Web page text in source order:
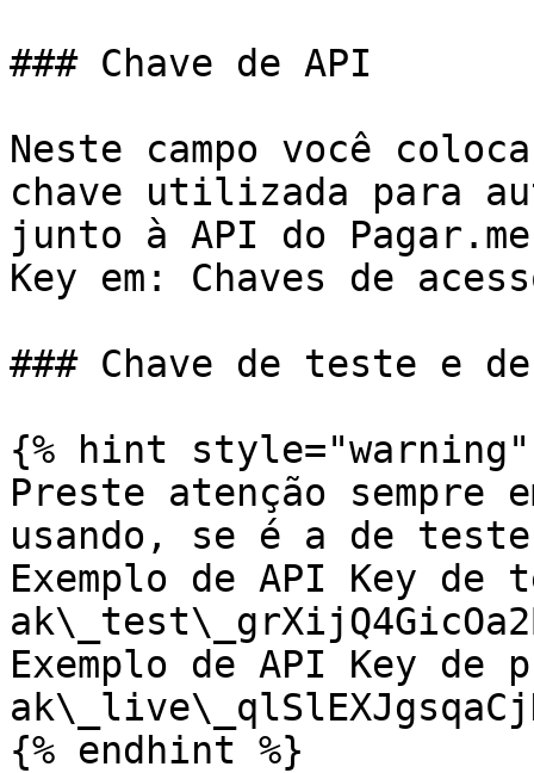
### Chave de API
Neste campo você
chave utilizada para
junto à API do
Key em: Chaves de
### Chave de teste e
{% hint style="warning"
Preste atenção sempre
usando, se é a de
Exemplo de API Key de
Exemplo de API Key de
{% endhint %}